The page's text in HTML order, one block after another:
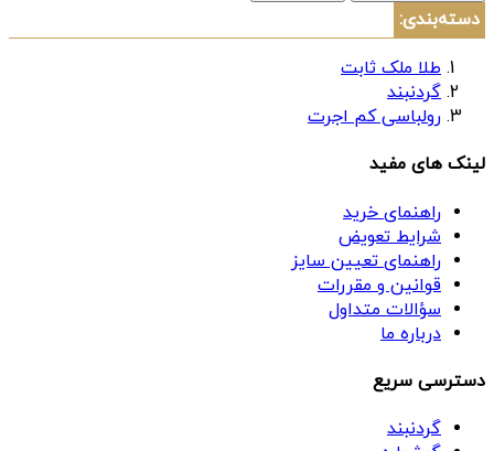
دسته‌بندی:
طلا ملک ثابت
گردنبند
رولباسی کم اجرت
لینک های مفید
راهنمای خرید
شرایط تعویض
راهنمای تعیین سایز
قوانین و مقررات
سؤالات متداول
درباره ما
دسترسی سریع
گردنبند